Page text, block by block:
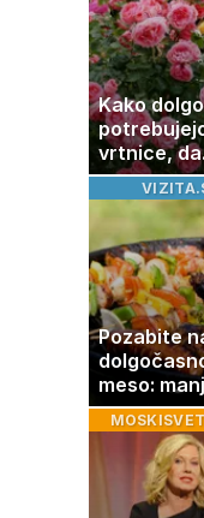
denar kot
umetnine
Kako dolgo
vrtnice, da
zrastejo?
rasti,
negi vrtnic
Pozabite
meso: manj
maščobe,
svežine